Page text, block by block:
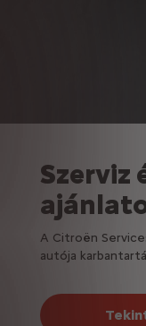
Szerviz
A Citroën
autója